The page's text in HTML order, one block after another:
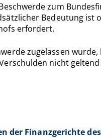
zum
Bedeutung
erfordert.
zugelassen
nicht
der Finanzgerichte